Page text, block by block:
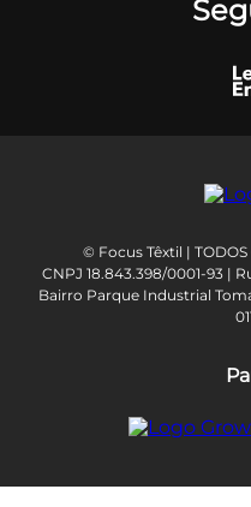
© Focus Têxtil | TODOS
CNPJ 18.843.398/0001-93 |
Bairro Parque Industrial